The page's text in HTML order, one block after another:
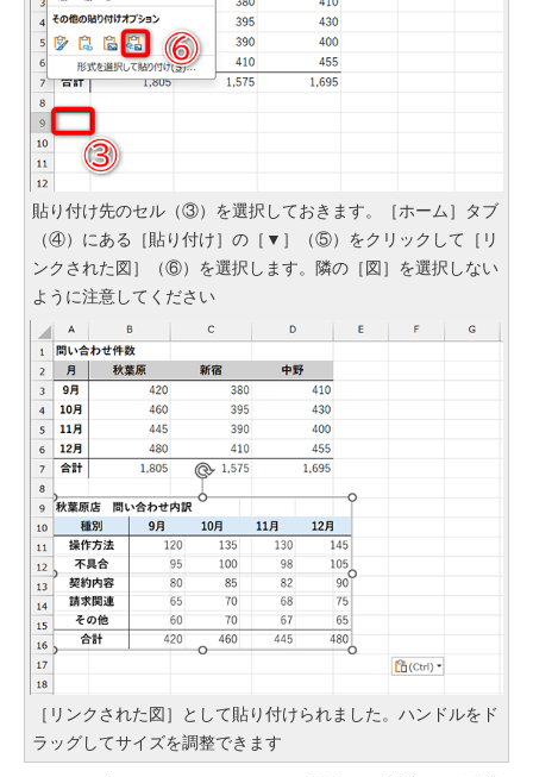
貼り付け先のセル（③）を選択しておきます。［ホーム］タブ
（④）にある［貼り付け］の［▼］（⑤）をクリックして［リ
ンクされた図］（⑥）を選択します。隣の［図］を選択しない
ように注意してください
［リンクされた図］として貼り付けられました。ハンドルをド
ラッグしてサイズを調整できます